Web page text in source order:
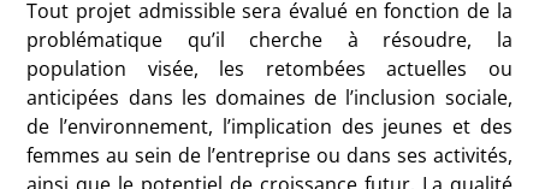
Tout projet admissible sera évalué en fonction de la
problématique qu’il cherche à résoudre, la
population visée, les retombées actuelles ou
anticipées dans les domaines de l’inclusion sociale,
de l’environnement, l’implication des jeunes et des
femmes au sein de l’entreprise ou dans ses activités,